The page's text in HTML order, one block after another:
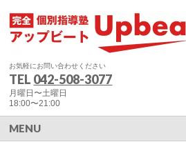
お気軽にお問い合わせください
TEL 042-508-3077
月曜日〜土曜日
18:00〜21:00
MENU